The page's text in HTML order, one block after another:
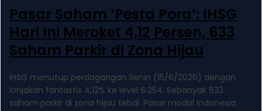
Pasar Saham ‘Pesta Pora’: IHSG
Hari Ini Meroket 4,12 Persen, 633
Saham Parkir di Zona Hijau
IHSG menutup perdagangan Senin (15/6/2026) dengan
lonjakan fantastis 4,12% ke level 6.254. Sebanyak 633
saham parkir di zona hijau tebal. Pasar modal Indonesia